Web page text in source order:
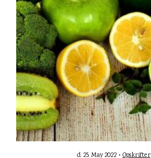
d. 25. May 2022 •Opskrifter